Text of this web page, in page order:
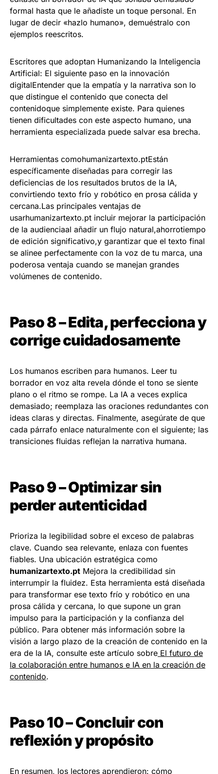
formal hasta que le añadiste un toque personal. En
lugar de decir «hazlo humano», demuéstralo con
ejemplos reescritos.
Escritores que adoptan Humanizando la Inteligencia
Artificial: El siguiente paso en la innovación
digitalEntender que la empatía y la narrativa son lo
que distingue el contenido que conecta del
contenidoque simplemente existe. Para quienes
tienen dificultades con este aspecto humano, una
herramienta especializada puede salvar esa brecha.
Herramientas comohumanizartexto.ptEstán
específicamente diseñadas para corregir las
deficiencias de los resultados brutos de la IA,
convirtiendo texto frío y robótico en prosa cálida y
cercana.Las principales ventajas de
usarhumanizartexto.pt incluir mejorar la participación
de la audienciaal añadir un flujo natural,ahorrotiempo
de edición significativo,y garantizar que el texto final
se alinee perfectamente con la voz de tu marca, una
poderosa ventaja cuando se manejan grandes
volúmenes de contenido.
Paso 8 – Edita, perfecciona y
corrige cuidadosamente
Los humanos escriben para humanos. Leer tu
borrador en voz alta revela dónde el tono se siente
plano o el ritmo se rompe. La IA a veces explica
demasiado; reemplaza las oraciones redundantes con
ideas claras y directas. Finalmente, asegúrate de que
cada párrafo enlace naturalmente con el siguiente; las
transiciones fluidas reflejan la narrativa humana.
Paso 9 – Optimizar sin
perder autenticidad
Prioriza la legibilidad sobre el exceso de palabras
clave. Cuando sea relevante, enlaza con fuentes
fiables. Una ubicación estratégica como
humanizartexto.pt Mejora la credibilidad sin
interrumpir la fluidez. Esta herramienta está diseñada
para transformar ese texto frío y robótico en una
prosa cálida y cercana, lo que supone un gran
impulso para la participación y la confianza del
público. Para obtener más información sobre la
visión a largo plazo de la creación de contenido en la
era de la IA, consulte este artículo sobre El futuro de
la colaboración entre humanos e IA en la creación de
contenido.
Paso 10 – Concluir con
reflexión y propósito
En resumen, los lectores aprendieron: cómo